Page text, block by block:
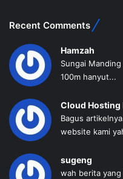
Recent Comments
Hamzah
Sungai
100m hanyut...
Cloud Hosting
Bagus
website kami
sugeng
wah berita